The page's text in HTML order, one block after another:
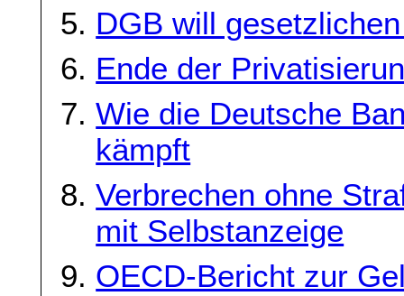
DGB will
Ende der
Wie die Deutsche
kämpft
Verbrechen ohne
mit Selbstanzeige
OECD-Bericht zur